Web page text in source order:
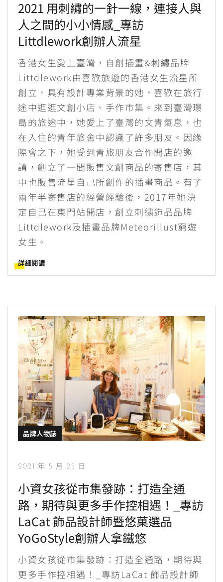
2021 用刺繡的一針一線，連接人與
人之間的小小情感_專訪
Littdlework創辦人流星
香港女生愛上臺灣，自創插畫&刺繡品牌
Littdlework由喜歡旅遊的香港女生流星所
創立，具有設計專業背景的她，喜歡在旅行
途中逛逛文創小店、手作市集。來到臺灣環
島的旅途中，她愛上了臺灣的文青氣息，也
在入住的青年旅舍中認識了許多朋友。因緣
際會之下，她受到青旅朋友合作開店的邀
請，創立了一間販售文創商品的寄售店，其
中也販售流星自己所創作的插畫商品。有了
兩年半寄售店的經營經驗後，2017年她決
定自己在東門站開店，創立刺繡飾品品牌
Littdlework及插畫品牌Meteorillust窮遊
女生。
詳細閱讀
品牌人物誌
2021 年 5 月 25 日
小資女孩從市集發跡：打造全通
路，期待與更多手作控相遇！_專訪
LaCat 飾品設計師暨悠菓選品
YoGoStyle創辦人拿鐵悠
小資女孩從市集發跡：打造全通路，期待與
更多手作控相遇！_專訪LaCat 飾品設計師